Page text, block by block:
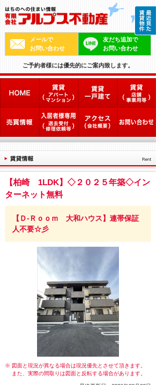
メールで
お問い合わせ
友だち追加で
お問い合わせ
ご予約者様には優先的にご案内致します。
【柏崎 1LDK】◇２０２５年築◇イン
ターネット無料
【Ｄ-Ｒｏｏｍ 大和ハウス】連帯保証
人不要☆彡
※ 図面と現況が異なる場合は現況優先とさせて頂きます。
また、実際の間取りは図面と反転する場合があります。